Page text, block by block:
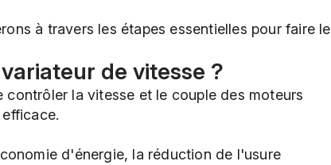
à travers les étapes essentielles pour faire le
de vitesse ?
contrôler la vitesse et le couple des moteurs
d'énergie, la réduction de l'usure